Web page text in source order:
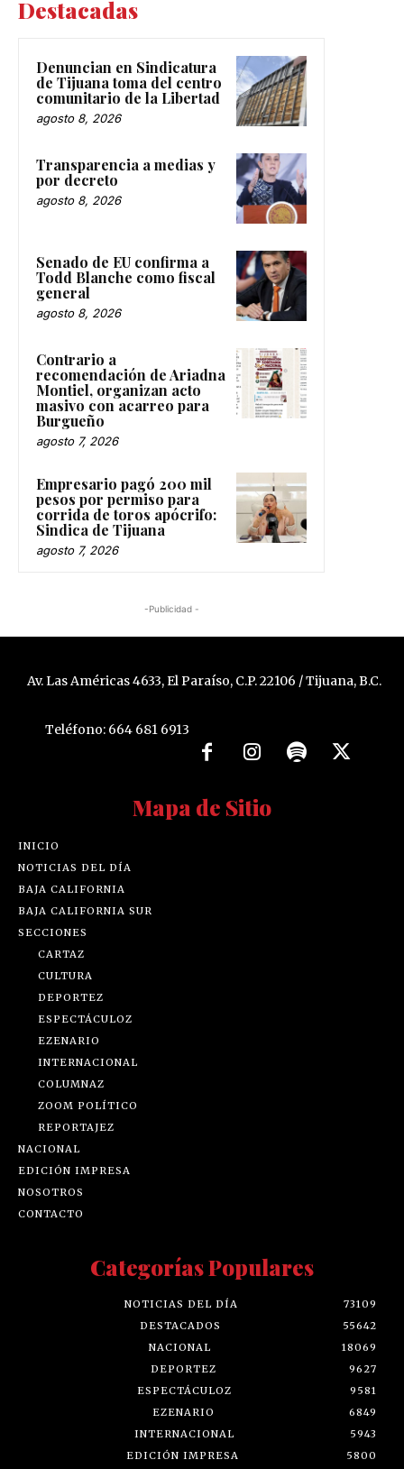
Destacadas
Denuncian en Sindicatura
de Tijuana toma del centro
comunitario de la Libertad
agosto 8, 2026
Transparencia a medias y
por decreto
agosto 8, 2026
Senado de EU confirma a
Todd Blanche como fiscal
general
agosto 8, 2026
Contrario a
recomendación de Ariadna
Montiel, organizan acto
masivo con acarreo para
Burgueño
agosto 7, 2026
Empresario pagó 200 mil
pesos por permiso para
corrida de toros apócrifo:
Sindica de Tijuana
agosto 7, 2026
-Publicidad -
Av. Las Américas 4633, El Paraíso, C.P. 22106 / Tijuana, B.C.
Teléfono: 664 681 6913
Mapa de Sitio
INICIO
NOTICIAS DEL DÍA
BAJA CALIFORNIA
BAJA CALIFORNIA SUR
SECCIONES
CARTAZ
CULTURA
DEPORTEZ
ESPECTÁCULOZ
EZENARIO
INTERNACIONAL
COLUMNAZ
ZOOM POLÍTICO
REPORTAJEZ
NACIONAL
EDICIÓN IMPRESA
NOSOTROS
CONTACTO
Categorías Populares
NOTICIAS DEL DÍA
73109
DESTACADOS
55642
NACIONAL
18069
DEPORTEZ
9627
ESPECTÁCULOZ
9581
EZENARIO
6849
INTERNACIONAL
5943
EDICIÓN IMPRESA
5800